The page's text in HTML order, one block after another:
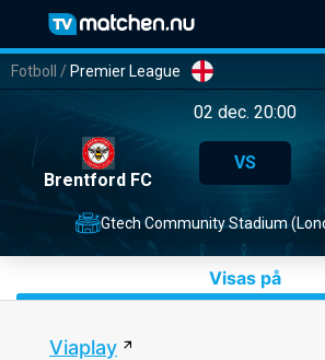
Fotboll / Premier League
02 dec. 20:00
Brentford FC
VS
Gtech Community Stadium
Visas på
Viaplay